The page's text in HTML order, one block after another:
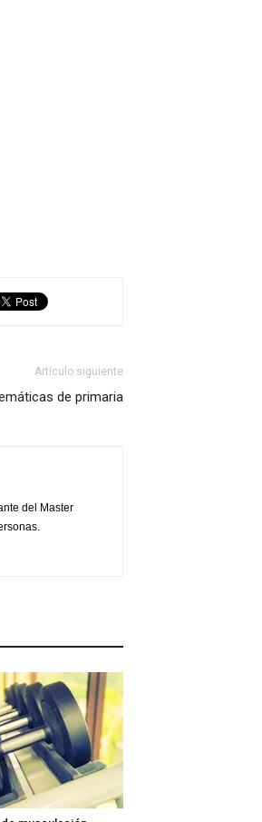
Artículo siguiente
de primaria
del Master